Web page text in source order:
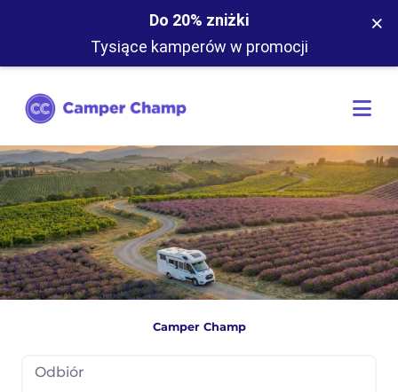
Do 20% zniżki
Tysiące kamperów w promocji
×
Camper Champ
Odbiór